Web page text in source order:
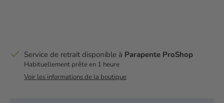
Service de retrait disponible à Parapente ProShop
Habituellement prête en 1 heure
Voir les informations de la boutique